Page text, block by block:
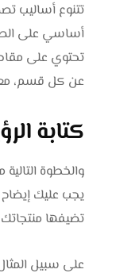
تتنوع أساليب
أساسي على
تحتوي على
عن كل قسم، مع
كتابة
والخطوة
يجب عليك
تضيفها
على سبيل